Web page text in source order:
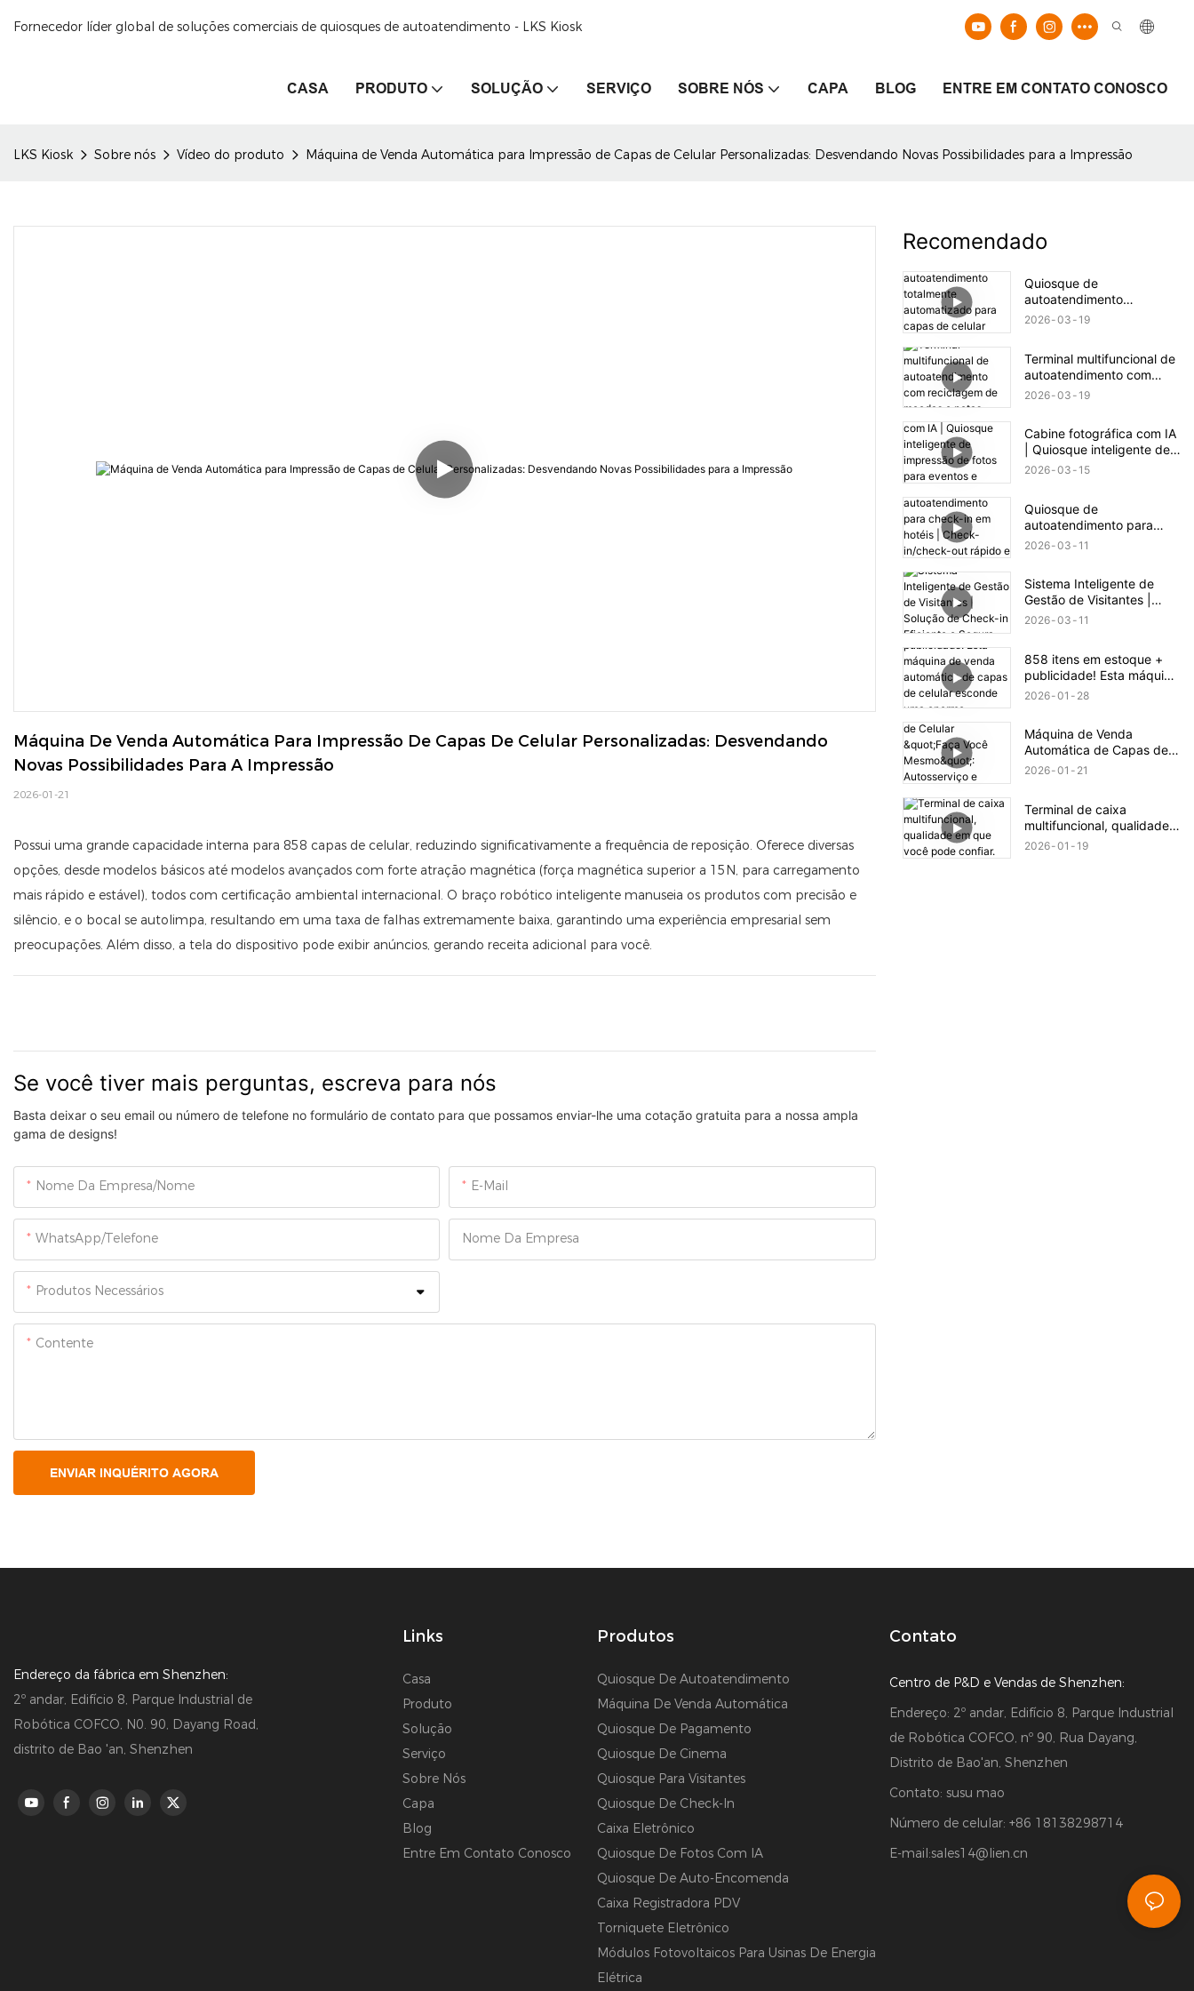
Fornecedor líder global de soluções comerciais de quiosques de autoatendimento - LKS Kiosk
CASA PRODUTO SOLUÇÃO SERVIÇO SOBRE NÓS CAPA BLOG ENTRE EM CONTATO CONOSCO
LKS Kiosk Sobre nós Vídeo do produto Máquina de Venda Automática para Impressão de Capas de Celular Personalizadas: Desvendando Novas Possibilidades para a Impressão
Máquina De Venda Automática Para Impressão De Capas De Celular Personalizadas: Desvendando
Novas Possibilidades Para A Impressão
2026-01-21
Possui uma grande capacidade interna para 858 capas de celular, reduzindo significativamente a frequência de reposição. Oferece diversas
opções, desde modelos básicos até modelos avançados com forte atração magnética (força magnética superior a 15N, para carregamento
mais rápido e estável), todos com certificação ambiental internacional. O braço robótico inteligente manuseia os produtos com precisão e
silêncio, e o bocal se autolimpa, resultando em uma taxa de falhas extremamente baixa, garantindo uma experiência empresarial sem
preocupações. Além disso, a tela do dispositivo pode exibir anúncios, gerando receita adicional para você.
Se você tiver mais perguntas, escreva para nós
Basta deixar o seu email ou número de telefone no formulário de contato para que possamos enviar-lhe uma cotação gratuita para a nossa ampla
gama de designs!
Nome Da Empresa/Nome E-Mail
WhatsApp/Telefone Nome Da Empresa
Produtos Necessários
Contente
ENVIAR INQUÉRITO AGORA
Recomendado
Quiosque de
autoatendimento
totalmente automatizado
2026 03 19
Terminal multifuncional de
autoatendimento com
reciclagem de moedas e
2026 03 19
Cabine fotográfica com IA
| Quiosque inteligente de
impressão de fotos para
2026 03 15
Quiosque de
autoatendimento para
check-in em hotéis |
2026 03 11
Sistema Inteligente de
Gestão de Visitantes |
Solução de Check-in
2026 03 11
858 itens em estoque +
publicidade! Esta máquina
de venda automática de
de negócio.
2026 01 28
Máquina de Venda
Automática de Capas de
Celular "Faça Você
2026 01 21
Terminal de caixa
multifuncional, qualidade
em que você pode confiar.
2026 01 19
Endereço da fábrica em Shenzhen:
2º andar, Edifício 8, Parque Industrial de
Robótica COFCO, N0. 90, Dayang Road,
distrito de Bao 'an, Shenzhen
Links
Casa
Produto
Solução
Serviço
Sobre Nós
Capa
Blog
Entre Em Contato Conosco
Produtos
Quiosque De Autoatendimento
Máquina De Venda Automática
Quiosque De Pagamento
Quiosque De Cinema
Quiosque Para Visitantes
Quiosque De Check-In
Caixa Eletrônico
Quiosque De Fotos Com IA
Quiosque De Auto-Encomenda
Caixa Registradora PDV
Torniquete Eletrônico
Módulos Fotovoltaicos Para Usinas De Energia
Elétrica
Contato
Centro de P&D e Vendas de Shenzhen:
Endereço: 2º andar, Edifício 8, Parque Industrial
de Robótica COFCO, nº 90, Rua Dayang,
Distrito de Bao'an, Shenzhen
Contato: susu mao
Número de celular: +86 18138298714
E-mail:sales14@lien.cn